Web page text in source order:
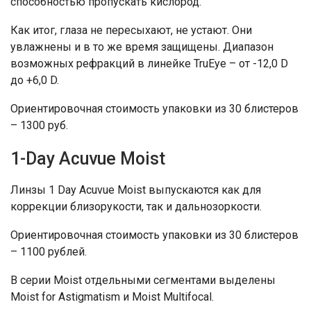
Как итог, глаза не пересыхают, не устают. Они
увлажнены и в то же время защищены. Диапазон
возможных рефракций в линейке TruEye – от -12,0 D
до +6,0 D.
Ориентировочная стоимость упаковки из 30 блистеров
– 1300 руб.
1-Day Acuvue Moist
Линзы 1 Day Acuvue Moist выпускаются как для
коррекции близорукости, так и дальнозоркости.
Ориентировочная стоимость упаковки из 30 блистеров
– 1100 рублей.
В серии Moist отдельными сегментами выделены
Moist for Astigmatism и Moist Multifocal.